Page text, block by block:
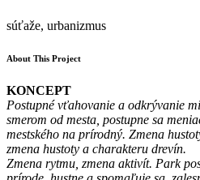
súťaže, urbanizmus
About This Project
KONCEPT
Postupné vťahovanie a odkrývanie
smerom od mesta, postupne sa
mestského na prírodný. Zmena
zmena hustoty a charakteru drevín.
Zmena rytmu, zmena aktivít. Park